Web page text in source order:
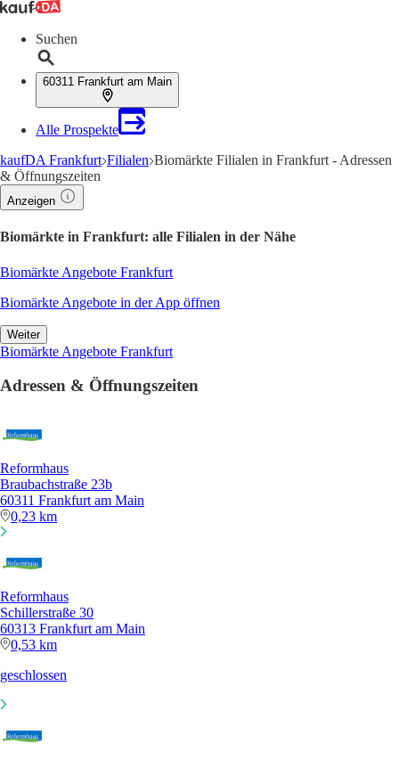
Suchen
60311 Frankfurt am Main
Alle Prospekte
kaufDA Frankfurt Filialen Biomärkte Filialen in Frankfurt - Adressen
& Öffnungszeiten
Anzeigen
Biomärkte in Frankfurt: alle Filialen in der Nähe
Biomärkte Angebote Frankfurt
Biomärkte Angebote in der App öffnen
Weiter
Biomärkte Angebote Frankfurt
Adressen & Öffnungszeiten
Reformhaus
Braubachstraße 23b
60311 Frankfurt am Main
0,23 km
Reformhaus
Schillerstraße 30
60313 Frankfurt am Main
0,53 km
geschlossen